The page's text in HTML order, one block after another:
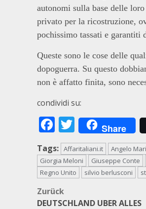
autonomi sulla base delle
privato per la ricostruzione,
pochissimo tassati e garantiti
Queste sono le cose delle
dopoguerra. Su questo
non è affatto finita, sono
condividi su:
Facebook
Twitter
Share
Tags: Affaritaliani.it Angelo
Giorgia Meloni
Giuseppe Conte
Regno Unito
silvio berlusconi
Zurück
DEUTSCHLAND UBER ALLES